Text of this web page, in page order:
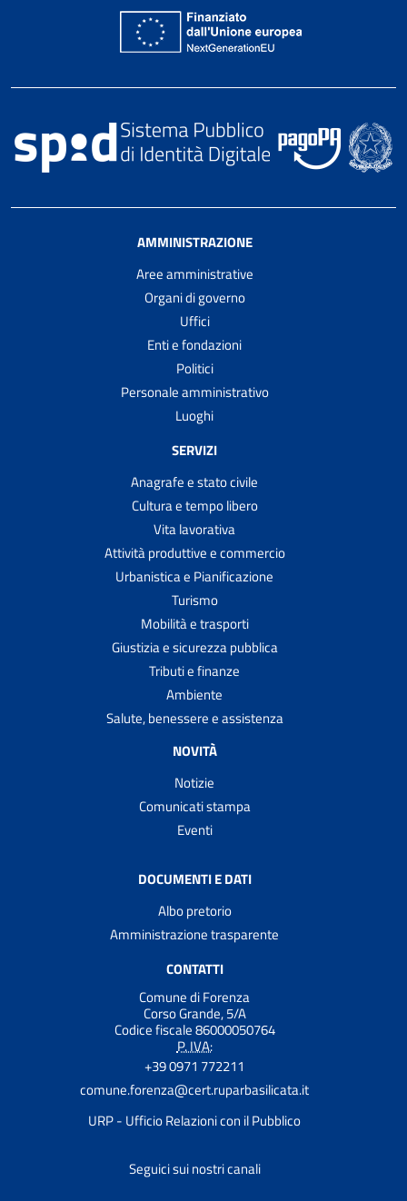
AMMINISTRAZIONE
Aree amministrative
Organi di governo
Uffici
Enti e fondazioni
Politici
Personale amministrativo
Luoghi
SERVIZI
Anagrafe e stato civile
Cultura e tempo libero
Vita lavorativa
Attività produttive e commercio
Urbanistica e Pianificazione
Turismo
Mobilità e trasporti
Giustizia e sicurezza pubblica
Tributi e finanze
Ambiente
Salute, benessere e assistenza
NOVITÀ
Notizie
Comunicati stampa
Eventi
DOCUMENTI E DATI
Albo pretorio
Amministrazione trasparente
CONTATTI
Comune di Forenza
Corso Grande, 5/A
Codice fiscale 86000050764
P. IVA:
+39 0971 772211
comune.forenza@cert.ruparbasilicata.it
URP - Ufficio Relazioni con il Pubblico
Seguici sui nostri canali